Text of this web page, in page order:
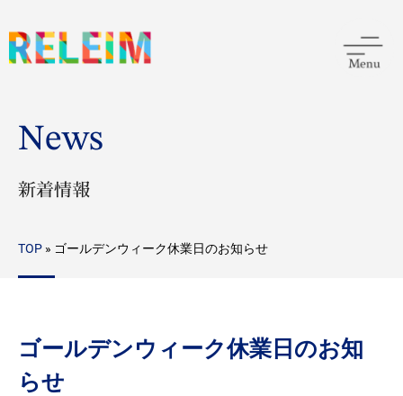
News
新着情報
TOP » ゴールデンウィーク休業日のお知らせ
ゴールデンウィーク休業日のお知
らせ